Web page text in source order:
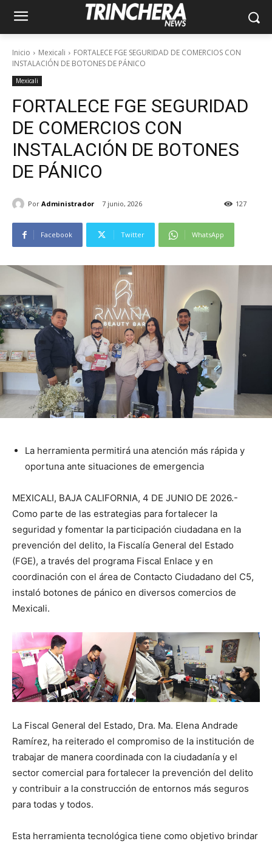
Inicio Mexicali
FORTALECE FGE SEGURIDAD DE COMERCIOS CON
INSTALACIÓN DE BOTONES DE PÁNICO
Mexicali
FORTALECE FGE SEGURIDAD
DE COMERCIOS CON
INSTALACIÓN DE BOTONES
DE PÁNICO
Por Administrador 7 junio, 2026 127
Facebook Twitter WhatsApp
La herramienta permitirá una atención más rápida y
oportuna ante situaciones de emergencia
MEXICALI, BAJA CALIFORNIA, 4 DE JUNIO DE 2026.-
Como parte de las estrategias para fortalecer la
seguridad y fomentar la participación ciudadana en la
prevención del delito, la Fiscalía General del Estado
(FGE), a través del programa Fiscal Enlace y en
coordinación con el área de Contacto Ciudadano del C5,
instaló botones de pánico en diversos comercios de
Mexicali.
La Fiscal General del Estado, Dra. Ma. Elena Andrade
Ramírez, ha reiterado el compromiso de la institución de
trabajar de manera coordinada con la ciudadanía y el
sector comercial para fortalecer la prevención del delito
y contribuir a la construcción de entornos más seguros
para todas y todos.
Esta herramienta tecnológica tiene como objetivo brindar